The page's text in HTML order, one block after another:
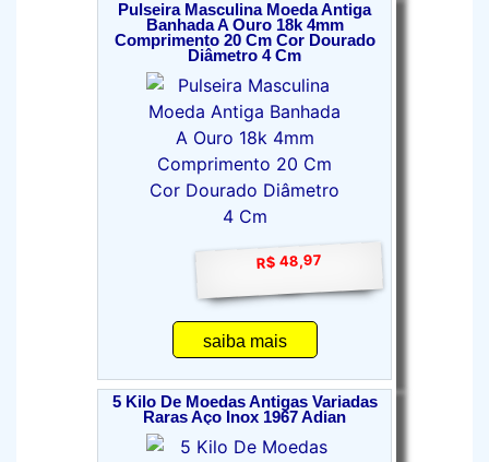
Pulseira Masculina Moeda Antiga
Banhada A Ouro 18k 4mm
Comprimento 20 Cm Cor Dourado
Diâmetro 4 Cm
R$ 48,97
saiba mais
5 Kilo De Moedas Antigas Variadas
Raras Aço Inox 1967 Adian